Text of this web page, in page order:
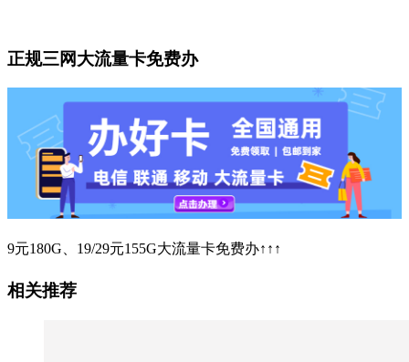
正规三网大流量卡免费办
9元180G、19/29元155G大流量卡免费办↑↑↑
相关推荐